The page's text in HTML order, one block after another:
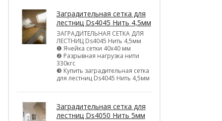
Заградительная сетка для
лестниц Ds4045 Нить 4,5мм
ЗАГРАДИТЕЛЬНАЯ СЕТКА ДЛЯ
ЛЕСТНИЦ Ds4045 Нить 4,5мм
❶ Ячейка сетки 40х40 мм
❷ Разрывная нагрузка нити
330кгс
❸ Купить заградительная сетка
для лестниц Ds4045 Нить 4,5мм
Заградительная сетка для
лестниц Ds4050 Нить 5мм